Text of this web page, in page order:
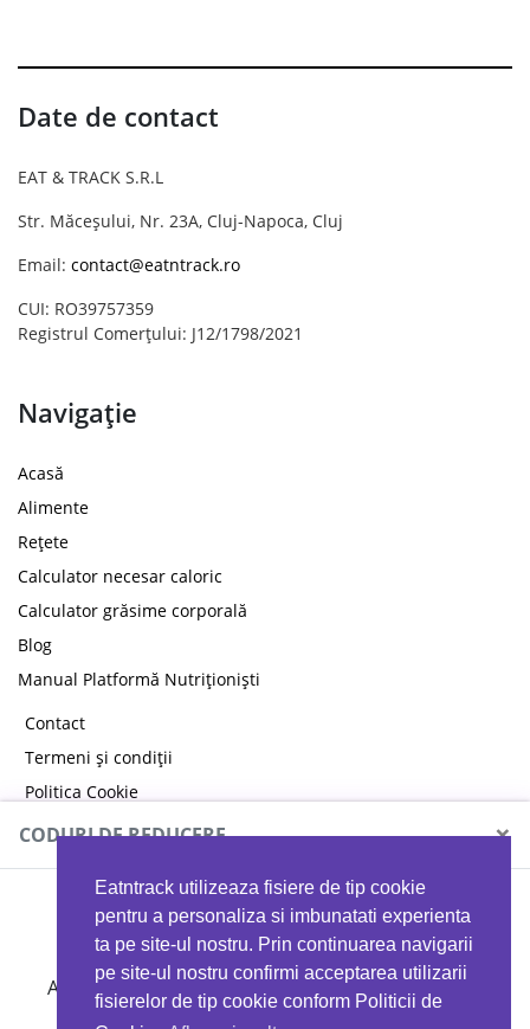
Eatntrack utilizeaza fisiere de tip cookie
pentru a personaliza si imbunatati experienta
ta pe site-ul nostru. Prin continuarea navigarii
pe site-ul nostru confirmi acceptarea utilizarii
fisierelor de tip cookie conform Politicii de
Date de contact
EAT & TRACK S.R.L
Str. Măceșului, Nr. 23A, Cluj-Napoca, Cluj
Email: contact@eatntrack.ro
CUI: RO39757359
Registrul Comerțului: J12/1798/2021
Navigație
Acasă
Alimente
Rețete
Calculator necesar caloric
Calculator grăsime corporală
Blog
Manual Platformă Nutriționiști
Contact
Termeni și condiții
Politica Cookie
Politica de confidențialitate
CODURI DE REDUCERE ×
MYPROTEIN
Ai 40%reducere la orice comandă folosind codul
EATTRACK